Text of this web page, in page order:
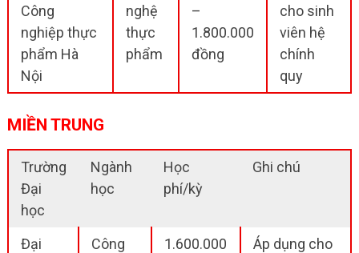
Công
nghiệp thực
phẩm Hà
Nội
nghệ
thực
phẩm
–
1.800.000
đồng
cho sinh
viên hệ
chính
quy
MIỀN TRUNG
Trường
Đại
học
Ngành
học
Học
phí/kỳ
Ghi chú
Đại
Công
1.600.000
Áp dụng cho